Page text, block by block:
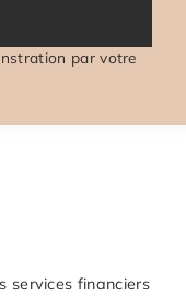
par votre
services financiers